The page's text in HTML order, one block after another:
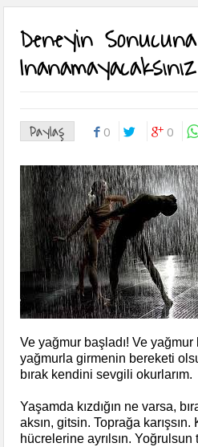
Deneyin Sonucuna
Inanamayacaksınız
Paylaş 0 0
Ve yağmur başladı! Ve
yağmurla girmenin bereketi
bırak kendini sevgili okurlarım.
Yaşamda kızdığın ne varsa,
aksın, gitsin. Toprağa karışsın.
hücrelerine ayrılsın.